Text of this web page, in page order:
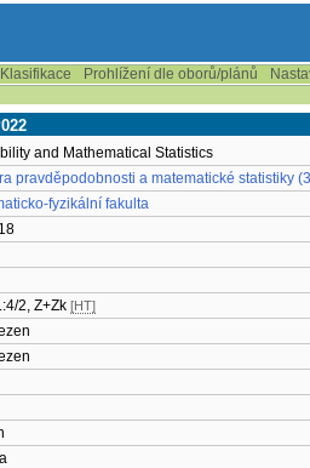
Klasifikace Prohlížení dle oborů/plánů
and Mathematical Statistics
pravděpodobnosti a matematické statistiky
fyzikální fakulta
2, Z+Zk [HT]